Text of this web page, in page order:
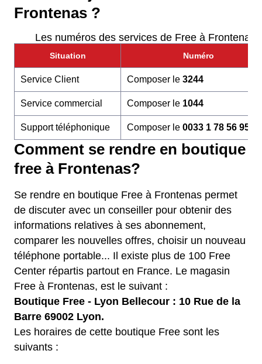
Frontenas ?
Les numéros des services de Free à Frontenas
Situation Numéro
Service Client Composer le 3244
Service commercial Composer le 1044
Support téléphonique Composer le 0033 1 78 56 95 60
Comment se rendre en boutique
free à Frontenas?
Se rendre en boutique Free à Frontenas permet
de discuter avec un conseiller pour obtenir des
informations relatives à ses abonnement,
comparer les nouvelles offres, choisir un nouveau
téléphone portable... Il existe plus de 100 Free
Center répartis partout en France. Le magasin
Free à Frontenas, est le suivant :
Boutique Free - Lyon Bellecour : 10 Rue de la
Barre 69002 Lyon.
Les horaires de cette boutique Free sont les
suivants :